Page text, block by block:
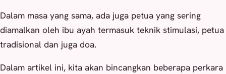
Dalam masa yang sama, ada juga petua yang sering
diamalkan oleh ibu ayah termasuk teknik stimulasi, petua
tradisional dan juga doa.
Dalam artikel ini, kita akan bincangkan beberapa perkara